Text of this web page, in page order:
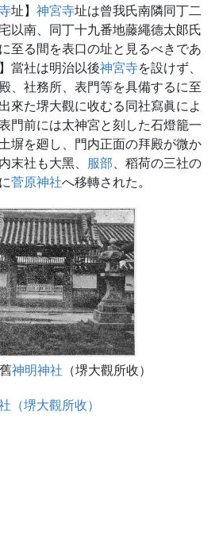
址】 神宮寺址は曾我氏南隣同丁二
以南、同丁十九番地藤繩德太郞氏
至る間を表口の址と見るべきであ
當社は明治以後神宮寺を設けず、
、社務所、表門等を具備するに至
來た堺大觀に收むる同社寫眞によ
門前には太神宮と刻した石燈籠一
塀を廻し、門内正面の拜殿が微か
末社も大黑、 服部、稻荷の三社の
菅原神社へ移轉された。
神明神社 （堺大觀所收）
堺大觀所收）